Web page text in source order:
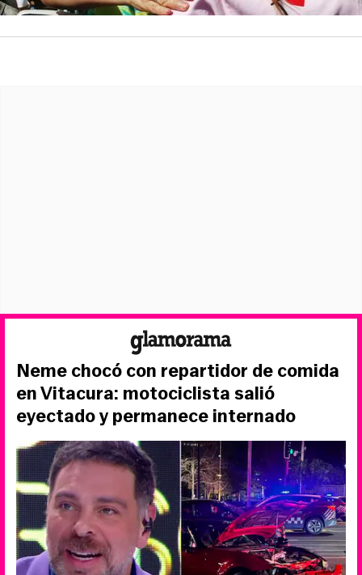
Neme chocó con repartidor de comida
en Vitacura: motociclista salió
eyectado y permanece internado